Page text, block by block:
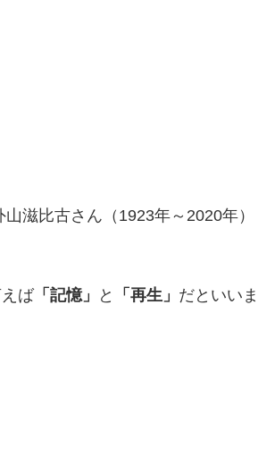
滋比古さん（1923年～2020年）
ば「記憶」 と 「再生」 だといいま